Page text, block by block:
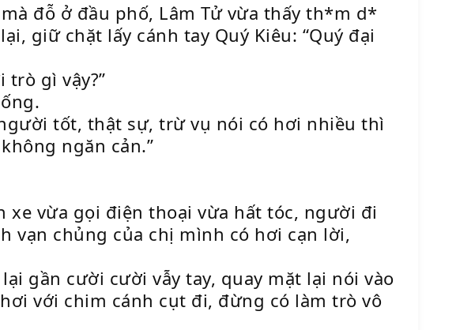
đỗ ở đầu phố, Lâm Tử vừa thấy th*m d*
giữ chặt lấy cánh tay Quý Kiêu: “Quý đại
trò gì vậy?”
tốt, thật sự, trừ vụ nói có hơi nhiều thì
ngăn cản.”
vừa gọi điện thoại vừa hất tóc, người đi
vạn chủng của chị mình có hơi cạn lời,
gần cười cười vẫy tay, quay mặt lại nói vào
với chim cánh cụt đi, đừng có làm trò vô